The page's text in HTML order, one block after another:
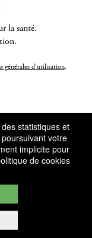
la santé.
générales d'utilisation.
statistiques et
votre
implicite pour
de cookies